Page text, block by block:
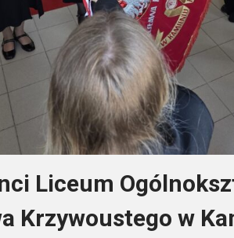
Liceum
Krzywoustego w